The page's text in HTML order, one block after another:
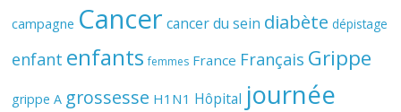
campagne Cancer cancer du sein diabète dépistage
enfant enfants femmes France Français Grippe
grippe A grossesse H1N1 Hôpital journée